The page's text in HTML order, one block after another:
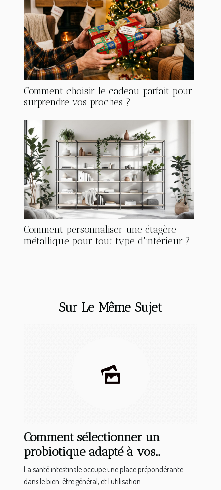
Comment choisir le cadeau parfait pour
surprendre vos proches ?
Comment personnaliser une étagère
métallique pour tout type d'intérieur ?
Sur Le Même Sujet
Comment sélectionner un
probiotique adapté à vos
besoins ?
La santé intestinale occupe une place prépondérante
dans le bien-être général, et l’utilisation...